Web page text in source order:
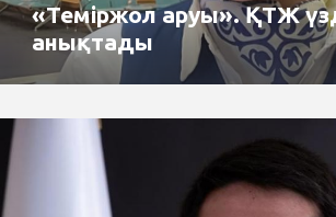
«Теміржол аруы». ҚТЖ
анықтады